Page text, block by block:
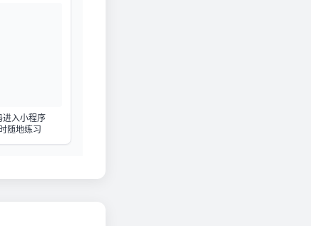
进入小程序
随地练习